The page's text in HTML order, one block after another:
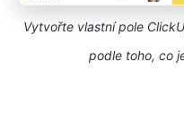
Vytvořte vlastní pole
podle toho, co